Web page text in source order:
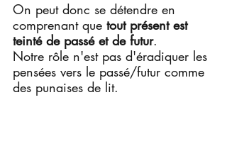
On peut donc se détendre en
comprenant que tout présent est
teinté de passé et de futur.
Notre rôle n'est pas d'éradiquer les
pensées vers le passé/futur comme
des punaises de lit.